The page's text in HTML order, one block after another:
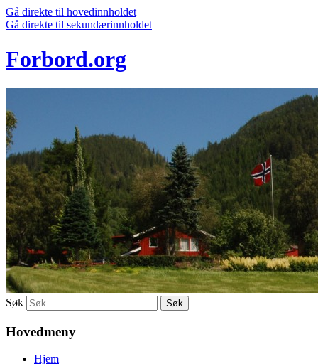
Gå direkte til hovedinnholdet
Gå direkte til sekundærinnholdet
Forbord.org
Søk
Hovedmeny
Hjem